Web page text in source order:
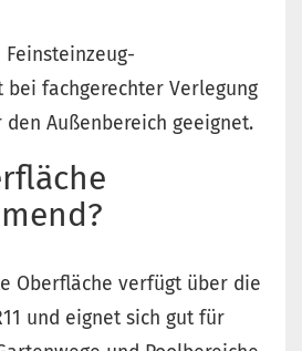
Feinsteinzeug-
bei fachgerechter Verlegung
Außenbereich geeignet.
Oberfläche verfügt über die
und eignet sich gut für